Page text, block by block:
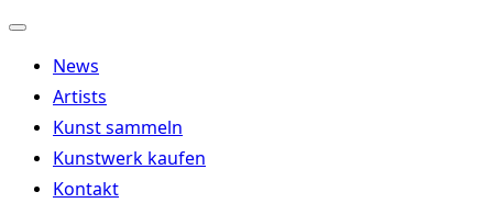
Navigation
umschalten
News
Artists
Kunst sammeln
Kunstwerk kaufen
Kontakt